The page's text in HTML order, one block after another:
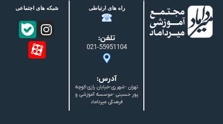
راه های ارتباطی
تلفن:
021-55951104
آدرس:
تهران -شهرری-خیابان رازی-کوچه
پور حسینی -موسسه آموزشی و
فرهنگی میرداماد
شبکه های اجتماعی